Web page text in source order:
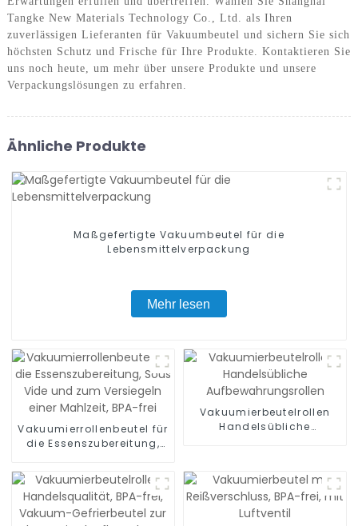
Tangke New Materials Technology Co., Ltd. als Ihren
zuverlässigen Lieferanten für Vakuumbeutel und sichern Sie sich
höchsten Schutz und Frische für Ihre Produkte. Kontaktieren Sie
uns noch heute, um mehr über unsere Produkte und unsere
Verpackungslösungen zu erfahren.
Ähnliche Produkte
Maßgefertigte Vakuumbeutel für die
Lebensmittelverpackung
Mehr lesen
Vakuumierrollenbeutel für
die Essenszubereitung,
Versiegeln einer Mahlzeit,
BPA-frei
Vakuumierbeutelrollen
Handelsübliche